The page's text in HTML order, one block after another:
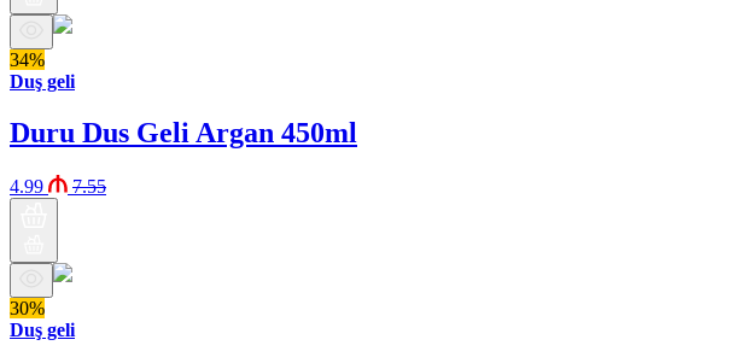
34%
Duş geli
Duru Dus Geli Argan 450ml
4.99 7.55
30%
Duş geli